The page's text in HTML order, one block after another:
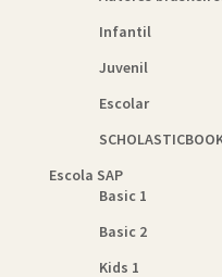
Infantil
Juvenil
Escolar
Escola SAP
Basic 1
Basic 2
Kids 1